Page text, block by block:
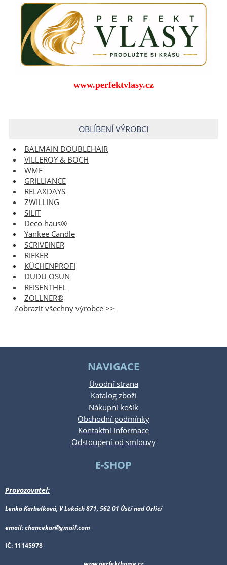
www.perfektvlasy.cz
OBLÍBENÍ VÝROBCI
BALMAIN DOUBLEHAIR
VILLEROY & BOCH
WMF
GRILLIANCE
RELAXDAYS
ZWILLING
SILIT
Deco haus®
Yankee Candle
SCRIVEINER
RIEKER
KÜCHENPROFI
DUDU OSUN
REISENTHEL
ZOLLNER®
Zobrazit všechny výrobce >>
NAVIGACE
Úvodní strana
Katalog zboží
Nákupní košík
Obchodní podmínky
Kontaktní informace
Odstoupení od smlouvy
E-SHOP
Provozovatel:
Lenka Karbulková, V Lukách 871, 562 01 Ústí nad Orlicí
email: chancekar@gmail.com
IČ: 11145978